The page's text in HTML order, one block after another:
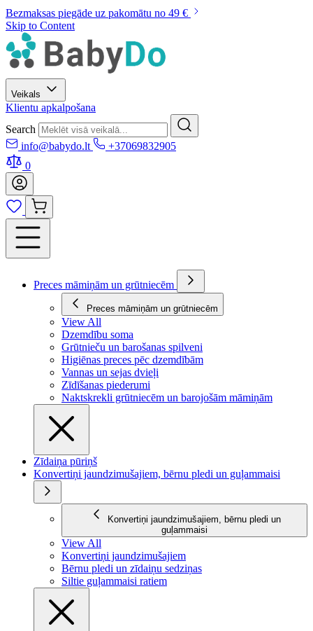
Bezmaksas piegāde uz pakomātu no 49 €
Skip to Content
Veikals
Klientu apkalpošana
Search
info@babydo.lt
+37069832905
0
Preces māmiņām un grūtniecēm
Preces māmiņām un grūtniecēm
View All
Dzemdību soma
Grūtnieču un barošanas spilveni
Higiēnas preces pēc dzemdībām
Vannas un sejas dvieļi
Zīdīšanas piederumi
Naktskrekli grūtniecēm un barojošām māmiņām
Zīdaiņa pūriņš
Konvertiņi jaundzimušajiem, bērnu pledi un guļammaisi
Konvertiņi jaundzimušajiem, bērnu pledi un
guļammaisi
View All
Konvertiņi jaundzimušajiem
Bērnu pledi un zīdaiņu sedziņas
Siltie guļammaisi ratiem